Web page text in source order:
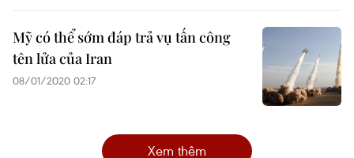
Mỹ có thể sớm đáp trả vụ tấn công
tên lửa của Iran
08/01/2020 02:17
Xem thêm